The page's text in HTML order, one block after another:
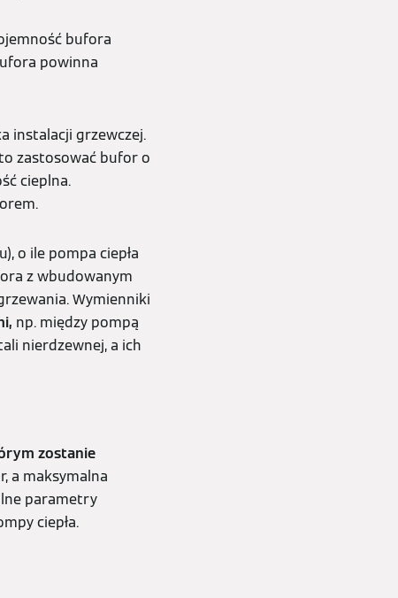
bufora
powinna
instalacji grzewczej.
zastosować bufor o
cieplna.
o ile pompa ciepła
z wbudowanym
Wymienniki
np. między pompą
nierdzewnej, a ich
zostanie
a maksymalna
parametry
ciepła.